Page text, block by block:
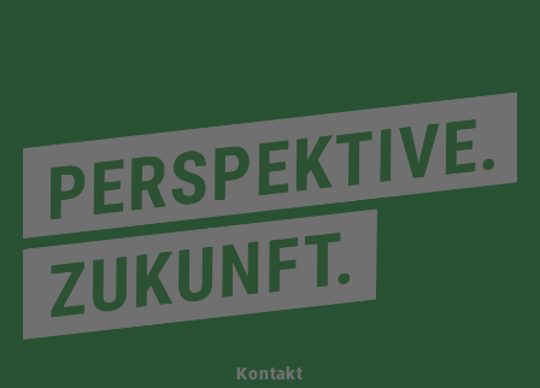
Kontakt